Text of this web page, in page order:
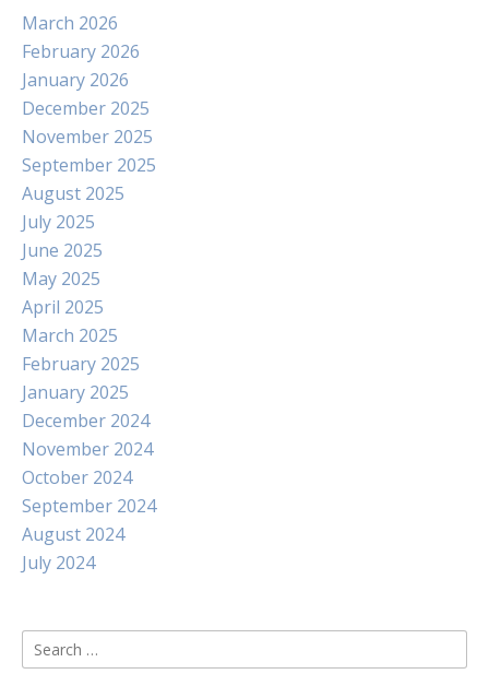
March 2026
February 2026
January 2026
December 2025
November 2025
September 2025
August 2025
July 2025
June 2025
May 2025
April 2025
March 2025
February 2025
January 2025
December 2024
November 2024
October 2024
September 2024
August 2024
July 2024
Search
for: